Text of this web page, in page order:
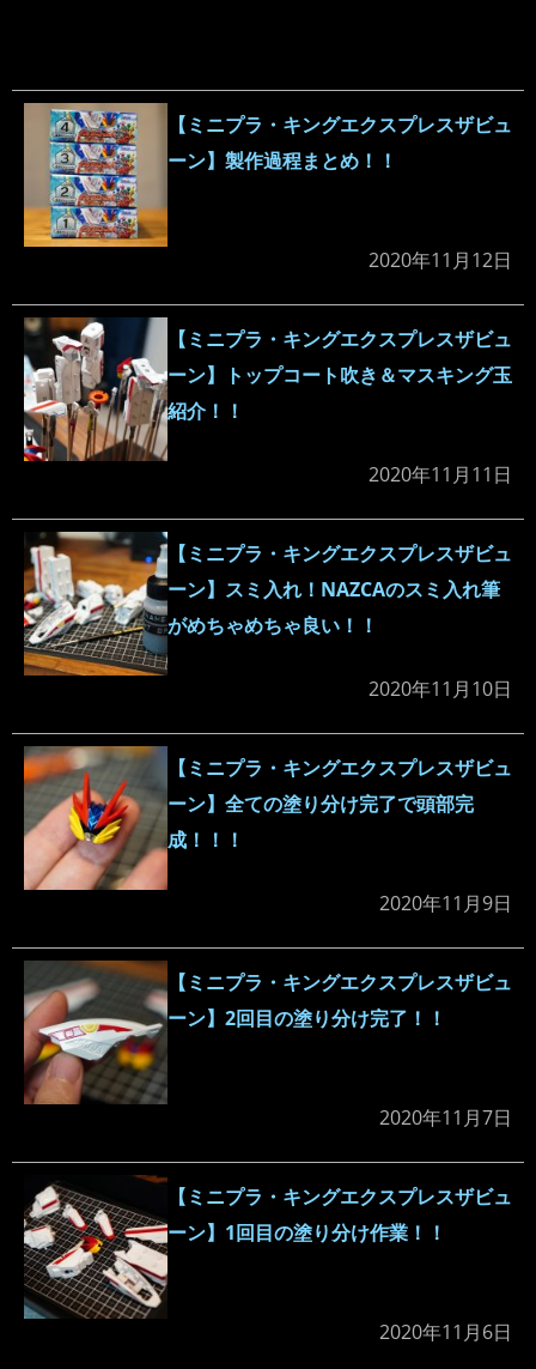
【ミニプラ・キングエクスプレスザビュ
ーン】製作過程まとめ！！
2020年11月12日
【ミニプラ・キングエクスプレスザビュ
ーン】トップコート吹き＆マスキング玉
紹介！！
2020年11月11日
【ミニプラ・キングエクスプレスザビュ
ーン】スミ入れ！NAZCAのスミ入れ筆
がめちゃめちゃ良い！！
2020年11月10日
【ミニプラ・キングエクスプレスザビュ
ーン】全ての塗り分け完了で頭部完
成！！！
2020年11月9日
【ミニプラ・キングエクスプレスザビュ
ーン】2回目の塗り分け完了！！
2020年11月7日
【ミニプラ・キングエクスプレスザビュ
ーン】1回目の塗り分け作業！！
2020年11月6日